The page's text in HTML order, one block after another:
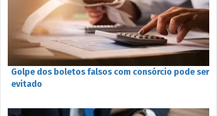
Golpe dos boletos falsos com consórcio pode ser
evitado